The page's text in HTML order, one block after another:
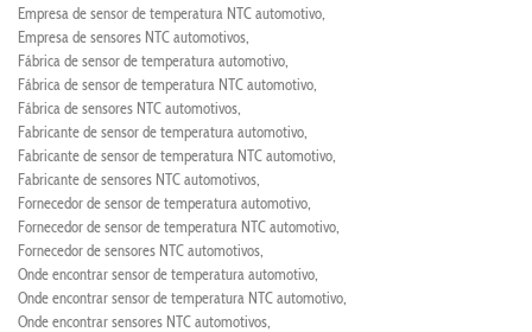
Empresa de sensor de temperatura NTC automotivo
Empresa de sensores NTC automotivos
Fábrica de sensor de temperatura automotivo
Fábrica de sensor de temperatura NTC automotivo
Fábrica de sensores NTC automotivos
Fabricante de sensor de temperatura automotivo
Fabricante de sensor de temperatura NTC automotivo
Fabricante de sensores NTC automotivos
Fornecedor de sensor de temperatura automotivo
Fornecedor de sensor de temperatura NTC automotivo
Fornecedor de sensores NTC automotivos
Onde encontrar sensor de temperatura automotivo
Onde encontrar sensor de temperatura NTC automotivo
Onde encontrar sensores NTC automotivos